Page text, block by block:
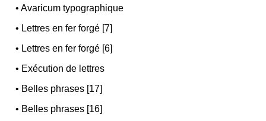
•Avaricum typographique
• Lettres en fer forgé [7]
• Lettres en fer forgé [6]
• Exécution de lettres
• Belles phrases [17]
• Belles phrases [16]